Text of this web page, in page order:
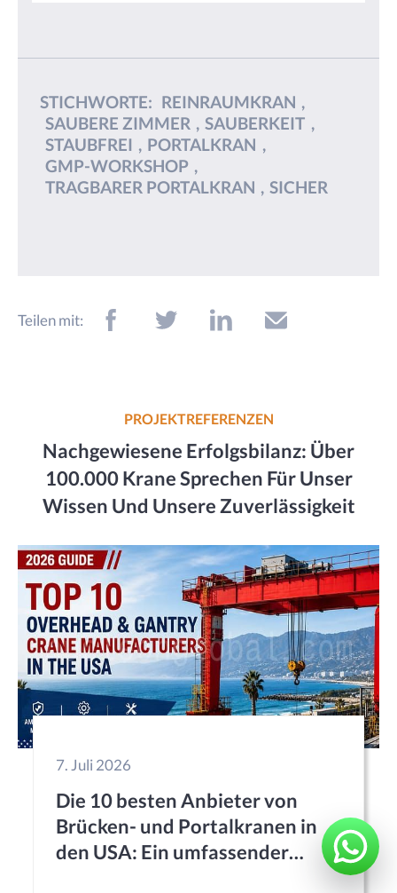
STICHWORTE: REINRAUMKRAN ,
SAUBERE ZIMMER , SAUBERKEIT ,
STAUBFREI , PORTALKRAN ,
GMP-WORKSHOP ,
TRAGBARER PORTALKRAN , SICHER
Teilen mit:
PROJEKTREFERENZEN
Nachgewiesene Erfolgsbilanz: Über
100.000 Krane Sprechen Für Unser
Wissen Und Unsere Zuverlässigkeit
7. Juli 2026
Die 10 besten Anbieter von
Brücken- und Portalkranen in
den USA: Ein umfassender